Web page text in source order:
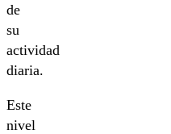
de
su
actividad
diaria.
Este
nivel